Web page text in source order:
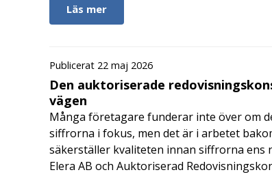
Läs mer
Publicerat 22 maj 2026
Den auktoriserade
vägen
Många företagare funderar inte över om
siffrorna i fokus, men det är i arbetet
säkerställer kvaliteten innan siffrorna ens
Elera AB och Auktoriserad